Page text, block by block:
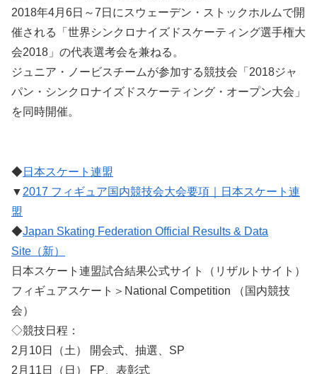
2018年4月6日～7日にスウェーデン・ストックホルムで開
催される「世界シンクロナイズドスケーティング選手権大
会2018」の代表選考会を兼ねる。
ジュニア・ノービスチームが参加する競技会「2018ジャ
パン・シンクロナイズドスケーティング・オープン大会」
を同時開催。
◆日本スケート連盟
▼ 2017 フィギュア国内競技会大会要項｜日本スケート連
盟
◆Japan Skating Federation Official Results & Data
Site（新）
日本スケート連盟試合結果公式サイト（リザルトサイト）
フィギュアスケート＞National Competition （国内競技
会）
◇競技日程：
2月10日（土） 開会式、抽選、SP
2月11日（日） FP、表彰式